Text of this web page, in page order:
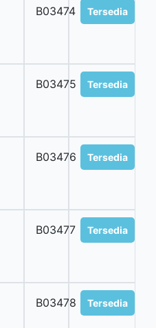
B03474 Tersedia
B03475 Tersedia
B03476 Tersedia
B03477 Tersedia
B03478 Tersedia